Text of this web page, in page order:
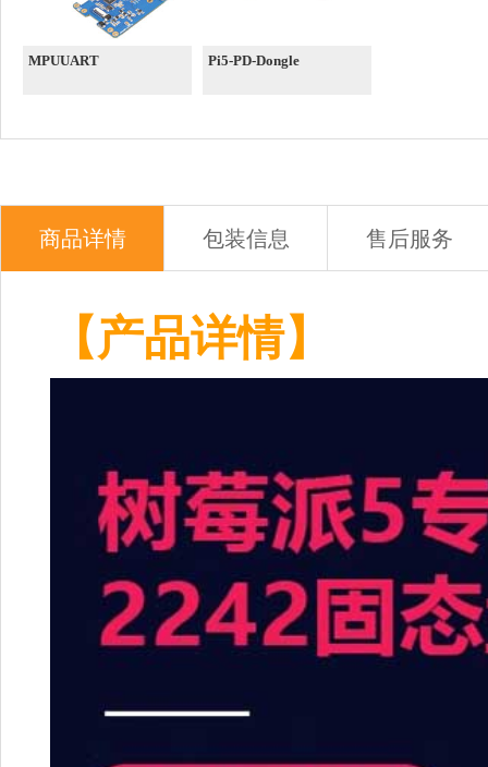
MPUUART Pi5-PD-Dongle
商品详情 包装信息 售后服务
【产品详情】